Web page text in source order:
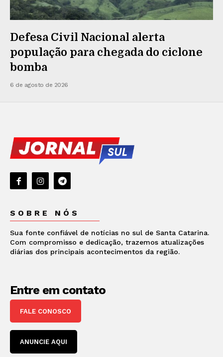
Defesa Civil Nacional alerta
população para chegada do ciclone
bomba
6 de agosto de 2026
SOBRE NÓS
Sua fonte confiável de notícias no sul de Santa Catarina.
Com compromisso e dedicação, trazemos atualizações
diárias dos principais acontecimentos da região.
Entre em contato
FALE CONOSCO
ANUNCIE AQUI